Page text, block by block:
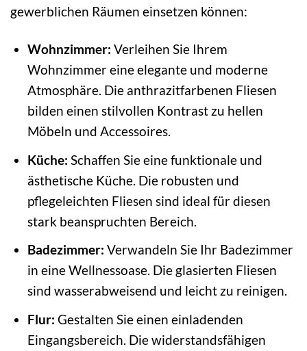
gewerblichen Räumen einsetzen können:
Wohnzimmer: Verleihen Sie Ihrem
Wohnzimmer eine elegante und moderne
Atmosphäre. Die anthrazitfarbenen Fliesen
bilden einen stilvollen Kontrast zu hellen
Möbeln und Accessoires.
Küche: Schaffen Sie eine funktionale und
ästhetische Küche. Die robusten und
pflegeleichten Fliesen sind ideal für diesen
stark beanspruchten Bereich.
Badezimmer: Verwandeln Sie Ihr Badezimmer
in eine Wellnessoase. Die glasierten Fliesen
sind wasserabweisend und leicht zu reinigen.
Flur: Gestalten Sie einen einladenden
Eingangsbereich. Die widerstandsfähigen